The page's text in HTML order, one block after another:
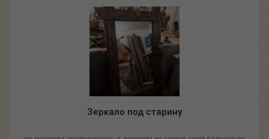
Зеркало под старину